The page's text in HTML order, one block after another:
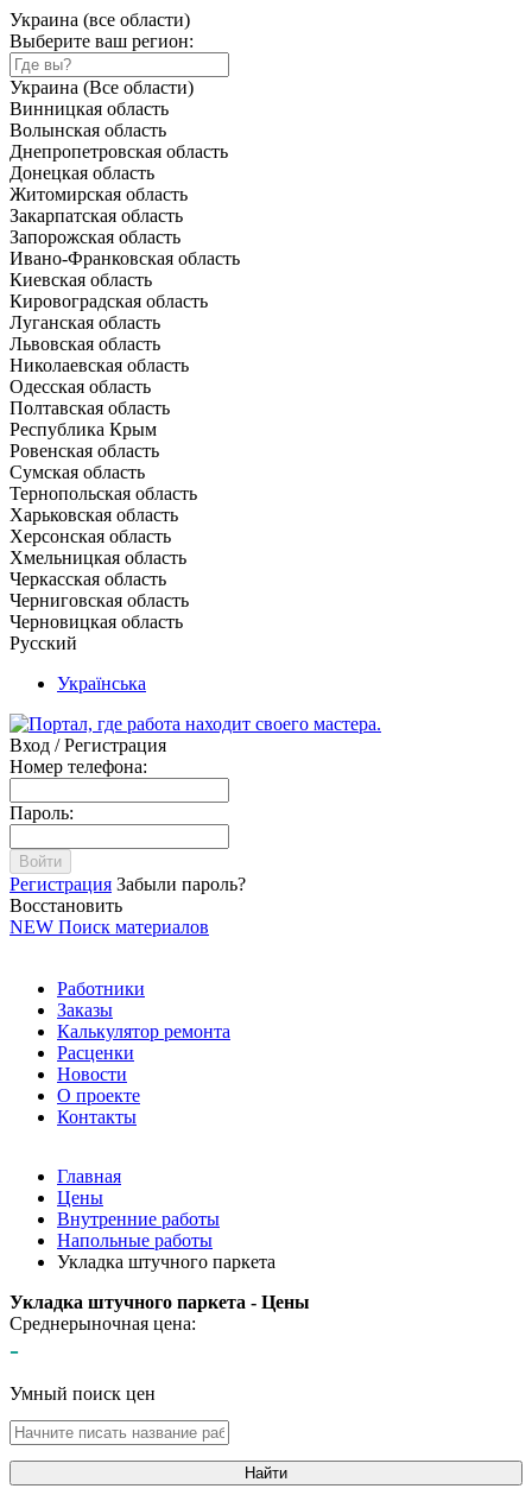
Украина (все области)
Выберите ваш регион:
Украина (Все области)
Винницкая область
Волынская область
Днепропетровская область
Донецкая область
Житомирская область
Закарпатская область
Запорожская область
Ивано-Франковская область
Киевская область
Кировоградская область
Луганская область
Львовская область
Николаевская область
Одесская область
Полтавская область
Республика Крым
Ровенская область
Сумская область
Тернопольская область
Харьковская область
Херсонская область
Хмельницкая область
Черкасская область
Черниговская область
Черновицкая область
Русский
Українська
Вход / Регистрация
Номер телефона:
Пароль:
Войти
Регистрация Забыли пароль?
Восстановить
NEW Поиск материалов
Работники
Заказы
Калькулятор ремонта
Расценки
Новости
О проекте
Контакты
Главная
Цены
Внутренние работы
Напольные работы
Укладка штучного паркета
Укладка штучного паркета - Цены
Среднерыночная цена:
-
Умный поиск цен
Найти